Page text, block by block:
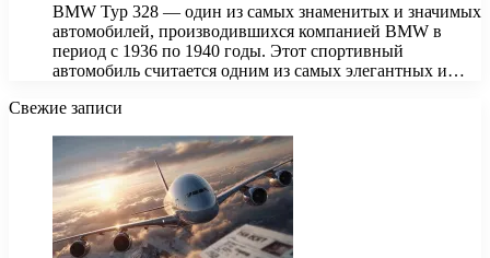
BMW Typ 328 — один из самых знаменитых и значимых
автомобилей, производившихся компанией BMW в
период с 1936 по 1940 годы. Этот спортивный
автомобиль считается одним из самых элегантных и…
Свежие записи